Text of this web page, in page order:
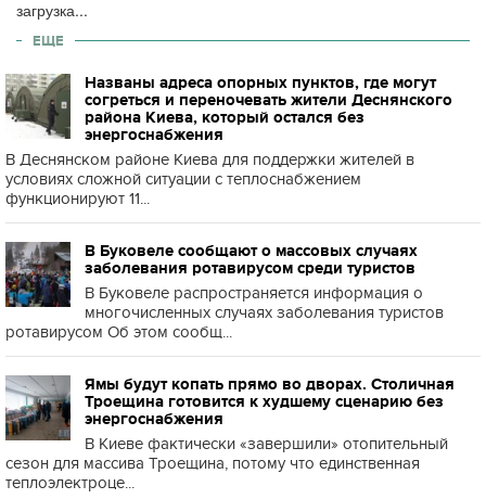
загрузка...
ЕЩЕ
Названы адреса опорных пунктов, где могут
согреться и переночевать жители Деснянского
района Киева, который остался без
энергоснабжения
В Деснянском районе Киева для поддержки жителей в
условиях сложной ситуации с теплоснабжением
функционируют 11...
В Буковеле сообщают о массовых случаях
заболевания ротавирусом среди туристов
В Буковеле распространяется информация о
многочисленных случаях заболевания туристов
ротавирусом Об этом сообщ...
Ямы будут копать прямо во дворах. Столичная
Троещина готовится к худшему сценарию без
энергоснабжения
В Киеве фактически «завершили» отопительный
сезон для массива Троещина, потому что единственная
теплоэлектроце...